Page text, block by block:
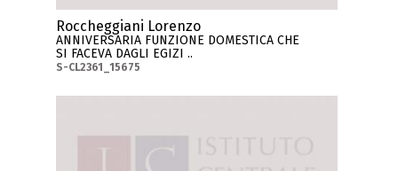
Roccheggiani Lorenzo
ANNIVERSARIA FUNZIONE DOMESTICA CHE
SI FACEVA DAGLI EGIZI ..
S-CL2361_15675